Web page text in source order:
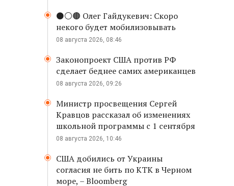
⚫️⚪️🟤 Олег Гайдукевич: Скоро
некого будет мобилизовывать
08 августа 2026, 08:46
Законопроект США против РФ
сделает беднее самих американцев
08 августа 2026, 09:26
Министр просвещения Сергей
Кравцов рассказал об изменениях
школьной программы с 1 сентября
08 августа 2026, 10:46
США добились от Украины
согласия не бить по КТК в Черном
море, – Bloomberg